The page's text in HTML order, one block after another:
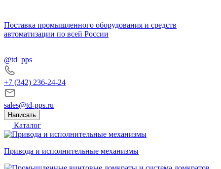
Поставка промышленного оборудования и средств
автоматизации по всей России
@td_pps
+7 (342) 236-24-24
sales@td-pps.ru
Написать
Каталог
Привода и исполнительные механизмы